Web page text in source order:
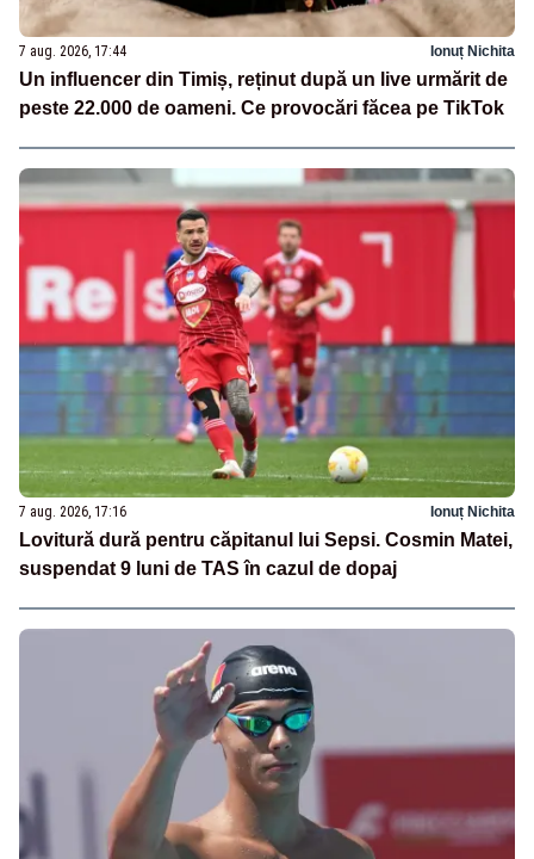
7 aug. 2026, 17:44 Ionuț Nichita
Un influencer din Timiș, reținut după un live urmărit de
peste 22.000 de oameni. Ce provocări făcea pe TikTok
7 aug. 2026, 17:16 Ionuț Nichita
Lovitură dură pentru căpitanul lui Sepsi. Cosmin Matei,
suspendat 9 luni de TAS în cazul de dopaj